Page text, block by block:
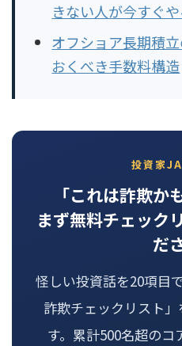
きない人が今すぐ
オフショア長期積
おくべき手数料構造
投資家
「これは詐欺か
まず無料チェック
だ
怪しい投資話を20項目
詐欺チェックリスト
す。累計500名超のコ